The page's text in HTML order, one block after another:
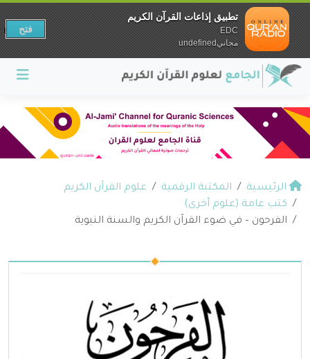
الرئيسية المكتبة الرقمية
علوم القرآن الكريم
كتب عامة (علوم أخرى)
الفرحون – في ضوء القرآن الكريم والسنة النبوية
تطبيق إذاعات القرآن الكريم
EDC
مجانيundefined
فتح